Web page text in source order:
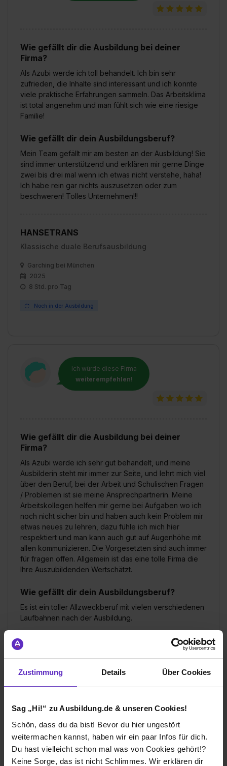
Zustimmung Details Über Cookies
Sag „Hi!“ zu Ausbildung.de & unseren Cookies!
Schön, dass du da bist! Bevor du hier ungestört
weitermachen kannst, haben wir ein paar Infos für dich.
Du hast vielleicht schon mal was von Cookies gehört!?
Keine Sorge, das ist nicht Schlimmes. Wir erklären dir
Wie gefällt dir die Ausbildung bei deiner
Firma?
Als Azubi werde ich toll behandelt. Ich bin sehr
zufrieden, die Inhalte sind interessant und ich konnte
viele praktische Erfahrungen sammeln. Das Arbeitsklima
ist total angenehm und man fühlt sich wie eine riesige
Familie!
Wie gefällt dir dein Ausbildungsberuf?
Mein Team gefällt mir am besten an der Ausbildung! Sie
sind immer unterstützend und erklären mir gerne Dinge
zwei bis drei mal wenn ich etwas nicht verstehe, haha!
Ich habe rein gar nichts auszusetzen oder zum
beschweren! Tolles Unternehmen!!!
HANSETRANS
Klassische duale Berufsausbildung
Garching bei München
2025
8 Std. pro Tag
Noch in der Ausbildung
Ich würde diese Firma
weiterempfehlen!
Wie gefällt dir die Ausbildung bei deiner
Firma?
Als Azubi werde ich sehr gut behandelt, und meine
Ausbilderin steht mir immer zur Seite, und lehrt mich viel
über den Beruf, bei der Arbeit und Schulischen Fragen
/ Problemen ist sie meine Ansprechpartnerin. Meine
Arbeitskollegen helfen mir gerne bei Aufgaben wo ich
noch nicht sicher bin und haben auch kein Problem mir
etwas neues zu lehren, dazu fühle ich mich hier
respektiert und man kann auch gut auf Augenhöhe mit
allen kommunizieren. Die Vorgesetzten sind auch immer
für fragen offen. Allgemein ist das eine tolle Firma die
Ihre Auszubildenden Wertschätzt.
Wie gefällt dir dein Ausbildungsberuf?
Es ist ein toller Allzweckberuf mit vielen verschiedenen
Laufbahnen nach der Ausbildung.
Klassische duale Berufsausbildung
Essen
8 Std. pro Tag
Noch in der Ausbildung
Verdienst